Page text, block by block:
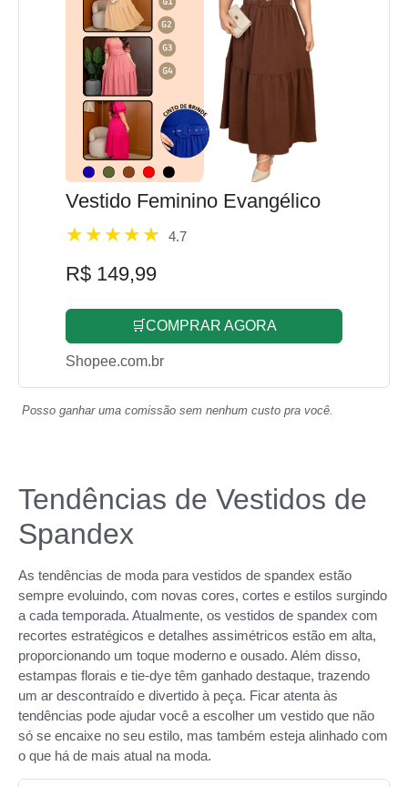
Vestido Feminino Evangélico
4.7
R$ 149,99
🛒COMPRAR AGORA
Shopee.com.br
Posso ganhar uma comissão sem nenhum custo pra você.
Tendências de Vestidos de
Spandex
As tendências de moda para vestidos de spandex estão
sempre evoluindo, com novas cores, cortes e estilos surgindo
a cada temporada. Atualmente, os vestidos de spandex com
recortes estratégicos e detalhes assimétricos estão em alta,
proporcionando um toque moderno e ousado. Além disso,
estampas florais e tie-dye têm ganhado destaque, trazendo
um ar descontraído e divertido à peça. Ficar atenta às
tendências pode ajudar você a escolher um vestido que não
só se encaixe no seu estilo, mas também esteja alinhado com
o que há de mais atual na moda.